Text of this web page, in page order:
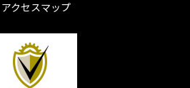
アクセスマップ